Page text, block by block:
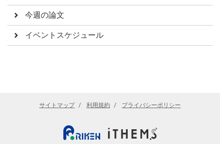
今週の論文
イベントスケジュール
サイトマップ 利用規約 プライバシーポリシー